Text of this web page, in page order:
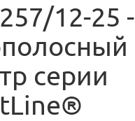
12-25 -
серии